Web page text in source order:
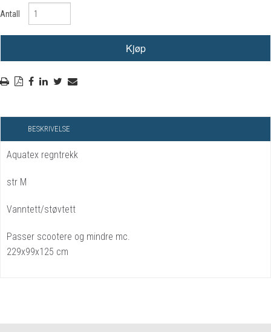
Antall
BESKRIVELSE
Aquatex regntrekk
str M
Vanntett/støvtett
Passer scootere og mindre mc.
229x99x125 cm